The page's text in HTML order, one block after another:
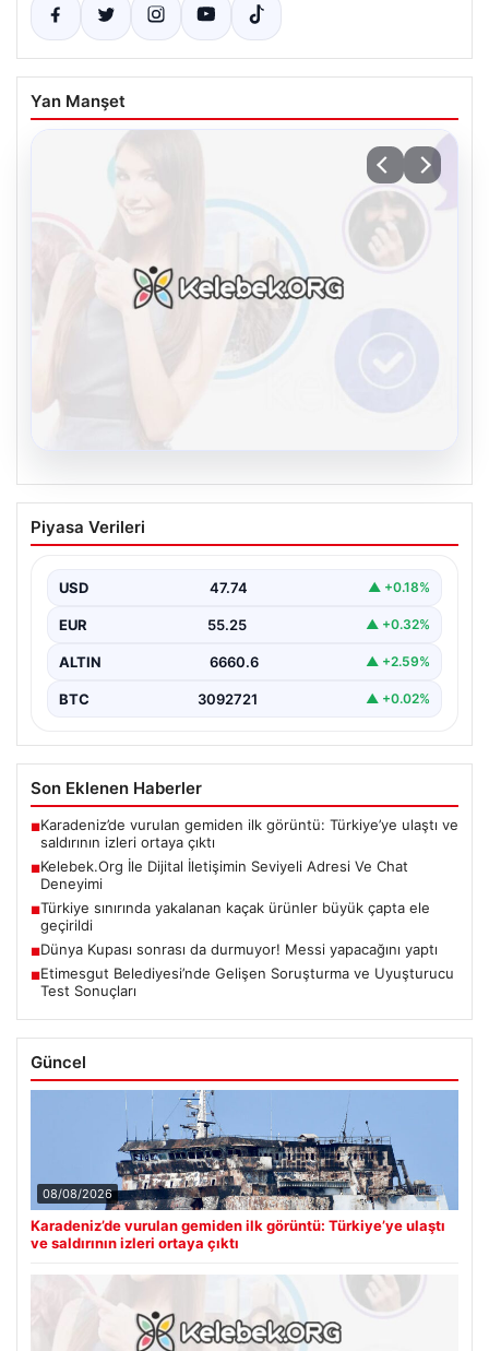
Yan Manşet
Kelebek.Org İle Dijital İletişimin Seviyeli
Adresi Ve Chat Deneyimi
kurması ciddi bir önem taşımaktadır. Halen birçok…
Piyasa Verileri
USD 47.74 ▲ +0.18%
EUR 55.25 ▲ +0.32%
ALTIN 6660.6 ▲ +2.59%
BTC 3092721 ▲ +0.02%
Son Eklenen Haberler
■Karadeniz’de vurulan gemiden ilk görüntü: Türkiye’ye ulaştı ve
saldırının izleri ortaya çıktı
■Kelebek.Org İle Dijital İletişimin Seviyeli Adresi Ve Chat
Deneyimi
■Türkiye sınırında yakalanan kaçak ürünler büyük çapta ele
geçirildi
■Dünya Kupası sonrası da durmuyor! Messi yapacağını yaptı
■Etimesgut Belediyesi’nde Gelişen Soruşturma ve Uyuşturucu
Test Sonuçları
Güncel
08/08/2026
Karadeniz’de vurulan gemiden ilk görüntü: Türkiye’ye ulaştı
ve saldırının izleri ortaya çıktı